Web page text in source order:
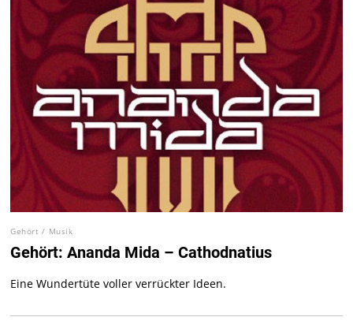
Gehört / Musik
Gehört: Ananda Mida – Cathodnatius
Eine Wundertüte voller verrückter Ideen.